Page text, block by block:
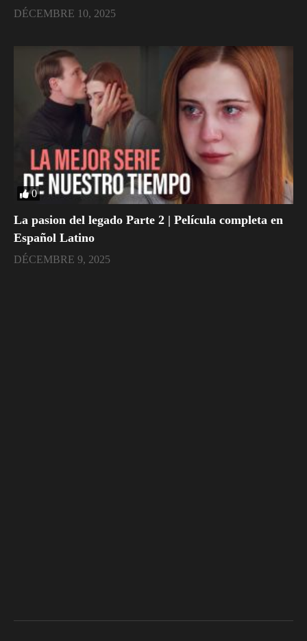
DÉCEMBRE 10, 2025
0
La pasion del legado Parte 2 | Película completa en
Español Latino
DÉCEMBRE 9, 2025